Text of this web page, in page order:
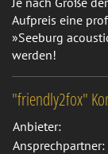
Aufpreis eine
»Seeburg
werden!
"friendly2fox"
Anbieter:
Ansprechpartner: